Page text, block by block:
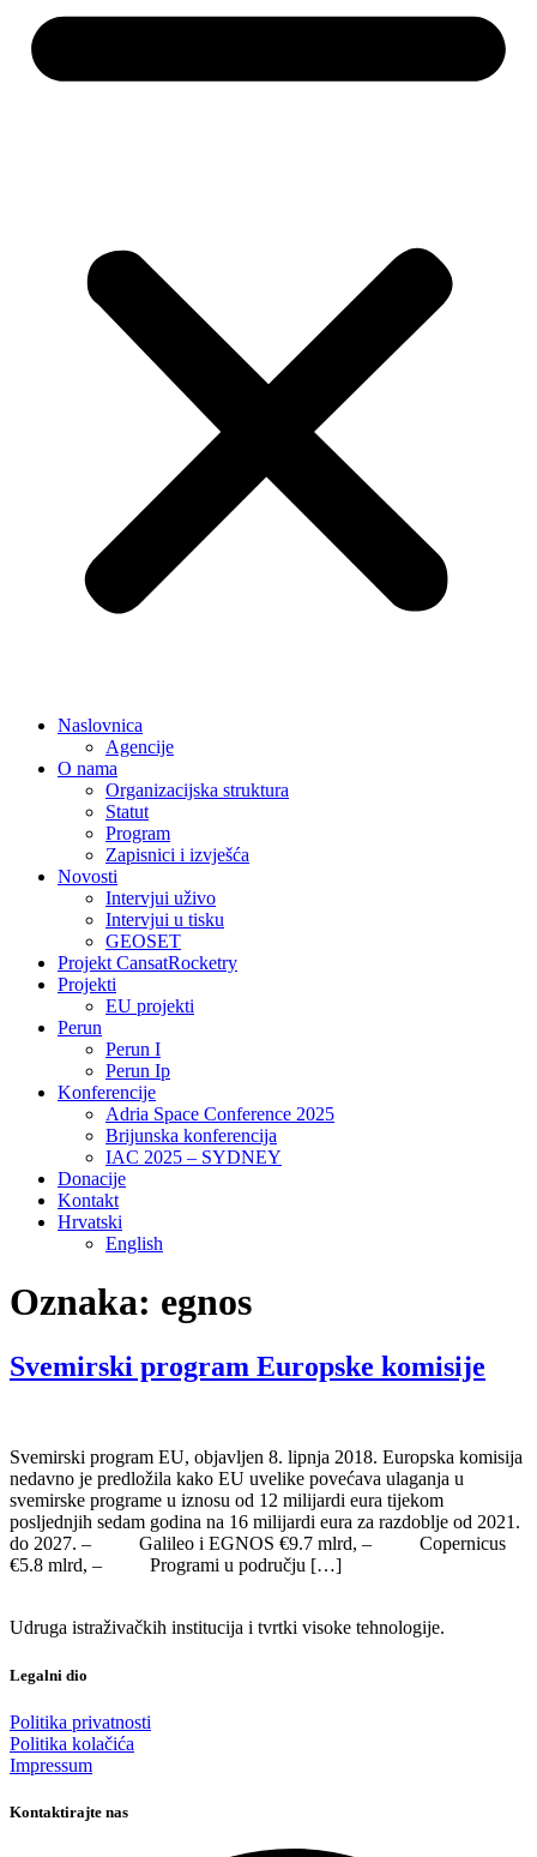
Naslovnica
Agencije
O nama
Organizacijska struktura
Statut
Program
Zapisnici i izvješća
Novosti
Intervjui uživo
Intervjui u tisku
GEOSET
Projekt CansatRocketry
Projekti
EU projekti
Perun
Perun I
Perun Ip
Konferencije
Adria Space Conference 2025
Brijunska konferencija
IAC 2025 – SYDNEY
Donacije
Kontakt
Hrvatski
English
Oznaka: egnos
Svemirski program Europske komisije
Svemirski program EU, objavljen 8. lipnja 2018. Europska komisija
nedavno je predložila kako EU uvelike povećava ulaganja u
svemirske programe u iznosu od 12 milijardi eura tijekom
posljednjih sedam godina na 16 milijardi eura za razdoblje od 2021.
do 2027. – Galileo i EGNOS €9.7 mlrd, – Copernicus
€5.8 mlrd, – Programi u području […]
Udruga istraživačkih institucija i tvrtki visoke tehnologije.
Legalni dio
Politika privatnosti
Politika kolačića
Impressum
Kontaktirajte nas